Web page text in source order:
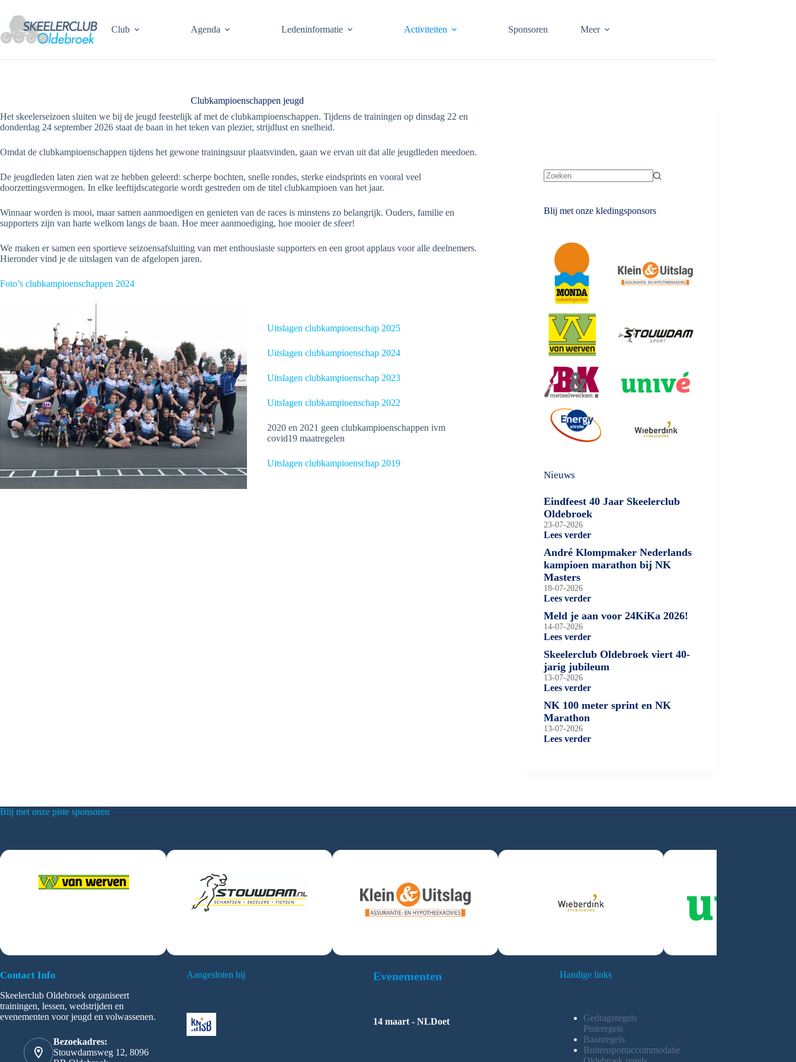
naar
inhoud
Club Agenda Ledeninformatie Activiteiten Sponsoren Meer
Clubkampioenschappen jeugd
Het skeelerseizoen sluiten we bij de jeugd feestelijk af met de clubkampioenschappen. Tijdens de trainingen op dinsdag 22 en
donderdag 24 september 2026 staat de baan in het teken van plezier, strijdlust en snelheid.
Omdat de clubkampioenschappen tijdens het gewone trainingsuur plaatsvinden, gaan we ervan uit dat alle jeugdleden meedoen.
De jeugdleden laten zien wat ze hebben geleerd: scherpe bochten, snelle rondes, sterke eindsprints en vooral veel
doorzettingsvermogen. In elke leeftijdscategorie wordt gestreden om de titel clubkampioen van het jaar.
Winnaar worden is mooi, maar samen aanmoedigen en genieten van de races is minstens zo belangrijk. Ouders, familie en
supporters zijn van harte welkom langs de baan. Hoe meer aanmoediging, hoe mooier de sfeer!
We maken er samen een sportieve seizoensafsluiting van met enthousiaste supporters en een groot applaus voor alle deelnemers.
Hieronder vind je de uitslagen van de afgelopen jaren.
Foto’s clubkampioenschappen 2024
Uitslagen clubkampioenschap 2025
Uitslagen clubkampioenschap 2024
Uitslagen clubkampioenschap 2023
Uitslagen clubkampioenschap 2022
2020 en 2021 geen clubkampioenschappen ivm
covid19 maatregelen
Uitslagen clubkampioenschap 2019
Blij met onze kledingsponsors
Nieuws
Eindfeest 40 Jaar Skeelerclub
Oldebroek
23-07-2026
Lees verder
André Klompmaker Nederlands
kampioen marathon bij NK
Masters
18-07-2026
Lees verder
Meld je aan voor 24KiKa 2026!
14-07-2026
Lees verder
Skeelerclub Oldebroek viert 40-
jarig jubileum
13-07-2026
Lees verder
NK 100 meter sprint en NK
Marathon
13-07-2026
Lees verder
Blij met onze piste sponsoren
Contact Info
Skeelerclub Oldebroek organiseert
trainingen, lessen, wedstrijden en
evenementen voor jeugd en volwassenen.
Bezoekadres:
Stouwdamsweg 12, 8096
Aangesloten bij Evenementen
14 maart - NLDoet
Handige links
Gedragsregels
Pisteregels
Baanregels
Buitensportaccommodatie